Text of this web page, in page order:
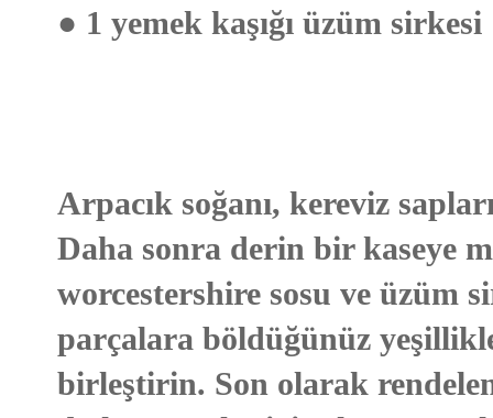
● 1 yemek kaşığı üzüm sirkesi
Arpacık soğanı, kereviz
Daha sonra derin bir kaseye
worcestershire sosu ve üzüm
parçalara böldüğünüz
birleştirin. Son olarak